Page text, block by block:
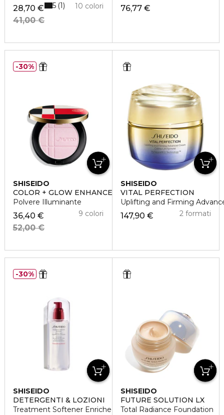
28,70 €
41,00 €
10 colori
5 1 76,77 €
SHISEIDO
COLOR + GLOW ENHANCER
Polvere Illuminante
36,40 €
52,00 €
9 colori
30%
SHISEIDO
VITAL PERFECTION
Uplifting and Firming
147,90 € 2 formati
SHISEIDO
DETERGENTI & LOZIONI
Treatment Softener Enriched
30%
SHISEIDO
FUTURE SOLUTION LX
Total Radiance Foundation